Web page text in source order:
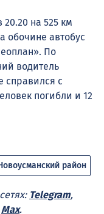
на 525 км
обочине автобус
». По
водитель
справился с
погибли и 12
район
Telegram,
Max.